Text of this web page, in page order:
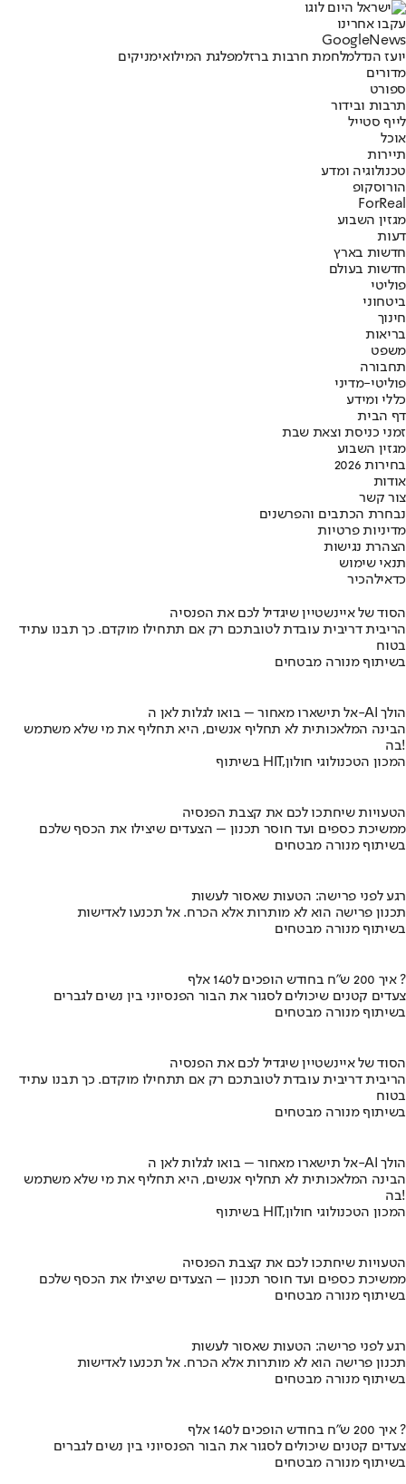
עקבו אחרינו
Googl eNews
יועז הנדלמלחמת חרבות ברזלמפלגת המילואימניקים
מדורים
ספורט
תרבות ובידור
לייף סטייל
אוכל
תיירות
טכנולוגיה ומדע
הורוסקופ
ForReal
מגזין השבוע
דעות
חדשות בארץ
חדשות בעולם
פוליטי
ביטחוני
חינוך
בריאות
משפט
תחבורה
פוליטי-מדיני
כללי ומידע
דף הבית
זמני כניסת וצאת שבת
מגזין השבוע
בחירות 2026
אודות
צור קשר
נבחרת הכתבים והפרשנים
מדיניות פרטיות
הצהרת נגישות
תנאי שימוש
כדאילהכיר
הסוד של איינשטיין שיגדיל לכם את הפנסיה
הריבית דריבית עובדת לטובתכם רק אם תתחילו מוקדם. כך תבנו עתיד
בטוח
בשיתוף מנורה מבטחים
אל תישארו מאחור – בואו לגלות לאן ה-AI הולך
הבינה המלאכותית לא תחליף אנשים, היא תחליף את מי שלא משתמש
בה!
בשיתוף HIT,המכון הטכנולוגי חולון
הטעויות שיחתכו לכם את קצבת הפנסיה
ממשיכת כספים ועד חוסר תכנון – הצעדים שיצילו את הכסף שלכם
בשיתוף מנורה מבטחים
רגע לפני פרישה: הטעות שאסור לעשות
תכנון פרישה הוא לא מותרות אלא הכרח. אל תכנעו לאדישות
בשיתוף מנורה מבטחים
איך 200 ש"ח בחודש הופכים ל140 אלף ?
צעדים קטנים שיכולים לסגור את הבור הפנסיוני בין נשים לגברים
בשיתוף מנורה מבטחים
הסוד של איינשטיין שיגדיל לכם את הפנסיה
הריבית דריבית עובדת לטובתכם רק אם תתחילו מוקדם. כך תבנו עתיד
בטוח
בשיתוף מנורה מבטחים
אל תישארו מאחור – בואו לגלות לאן ה-AI הולך
הבינה המלאכותית לא תחליף אנשים, היא תחליף את מי שלא משתמש
בה!
בשיתוף HIT,המכון הטכנולוגי חולון
הטעויות שיחתכו לכם את קצבת הפנסיה
ממשיכת כספים ועד חוסר תכנון – הצעדים שיצילו את הכסף שלכם
בשיתוף מנורה מבטחים
רגע לפני פרישה: הטעות שאסור לעשות
תכנון פרישה הוא לא מותרות אלא הכרח. אל תכנעו לאדישות
בשיתוף מנורה מבטחים
איך 200 ש"ח בחודש הופכים ל140 אלף ?
צעדים קטנים שיכולים לסגור את הבור הפנסיוני בין נשים לגברים
בשיתוף מנורה מבטחים